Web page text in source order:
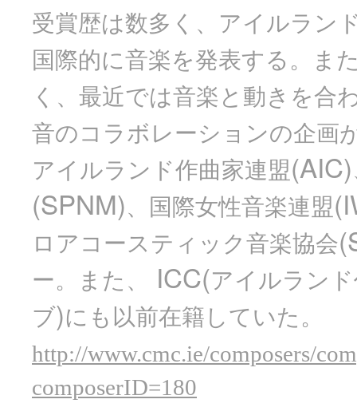
受賞歴は数多く、アイルラン
国際的に音楽を発表する。ま
く、最近では音楽と動きを合
音のコラボレーションの企画
アイルランド作曲家連盟(AIC)
(SPNM)、国際女性音楽連盟
ロアコースティック音楽協会
ー。また、 ICC(アイルラン
ブ)にも以前在籍していた。
http://www.cmc.ie/composers/
composerID=180